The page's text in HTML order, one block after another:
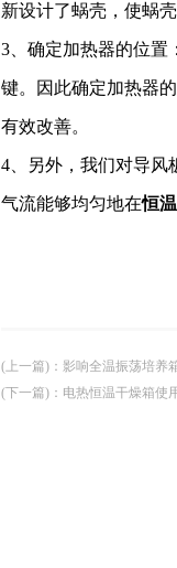
新设计了蜗壳，使蜗
3、确定加热器的位置
键。因此确定加热器
有效改善。
4、另外，我们对导风
气流能够均匀地在恒
(上一篇) ： 影响全温振荡培养
(下一篇) ： 电热恒温干燥箱使